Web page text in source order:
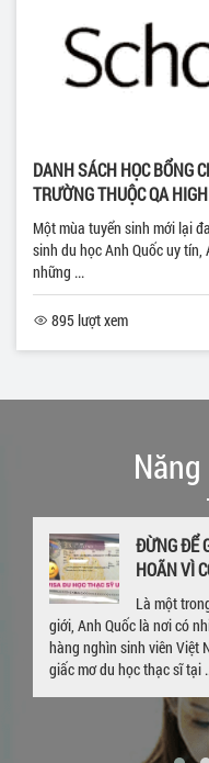
DANH SÁCH HỌC BỔNG
TRƯỜNG THUỘC QA
Một mùa tuyển sinh mới lại
sinh du học Anh Quốc uy
những ...
895 lượt xem
GIA HẠN
– CHÚC
VISA 4 NĂM
Hết hạn visa, quay trở về
nước ngoài là nỗi lo lắng
Trường hợp của sinh viên